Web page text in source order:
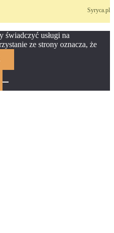
Syryca.pl
świadczyć usługi na
ze strony oznacza, że